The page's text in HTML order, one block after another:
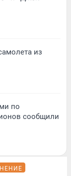
из
по
сообщили